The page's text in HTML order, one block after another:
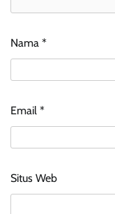
Nama *
Email *
Situs Web